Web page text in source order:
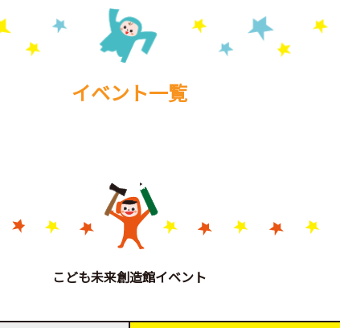
イベント一覧
こども未来創造館イベント